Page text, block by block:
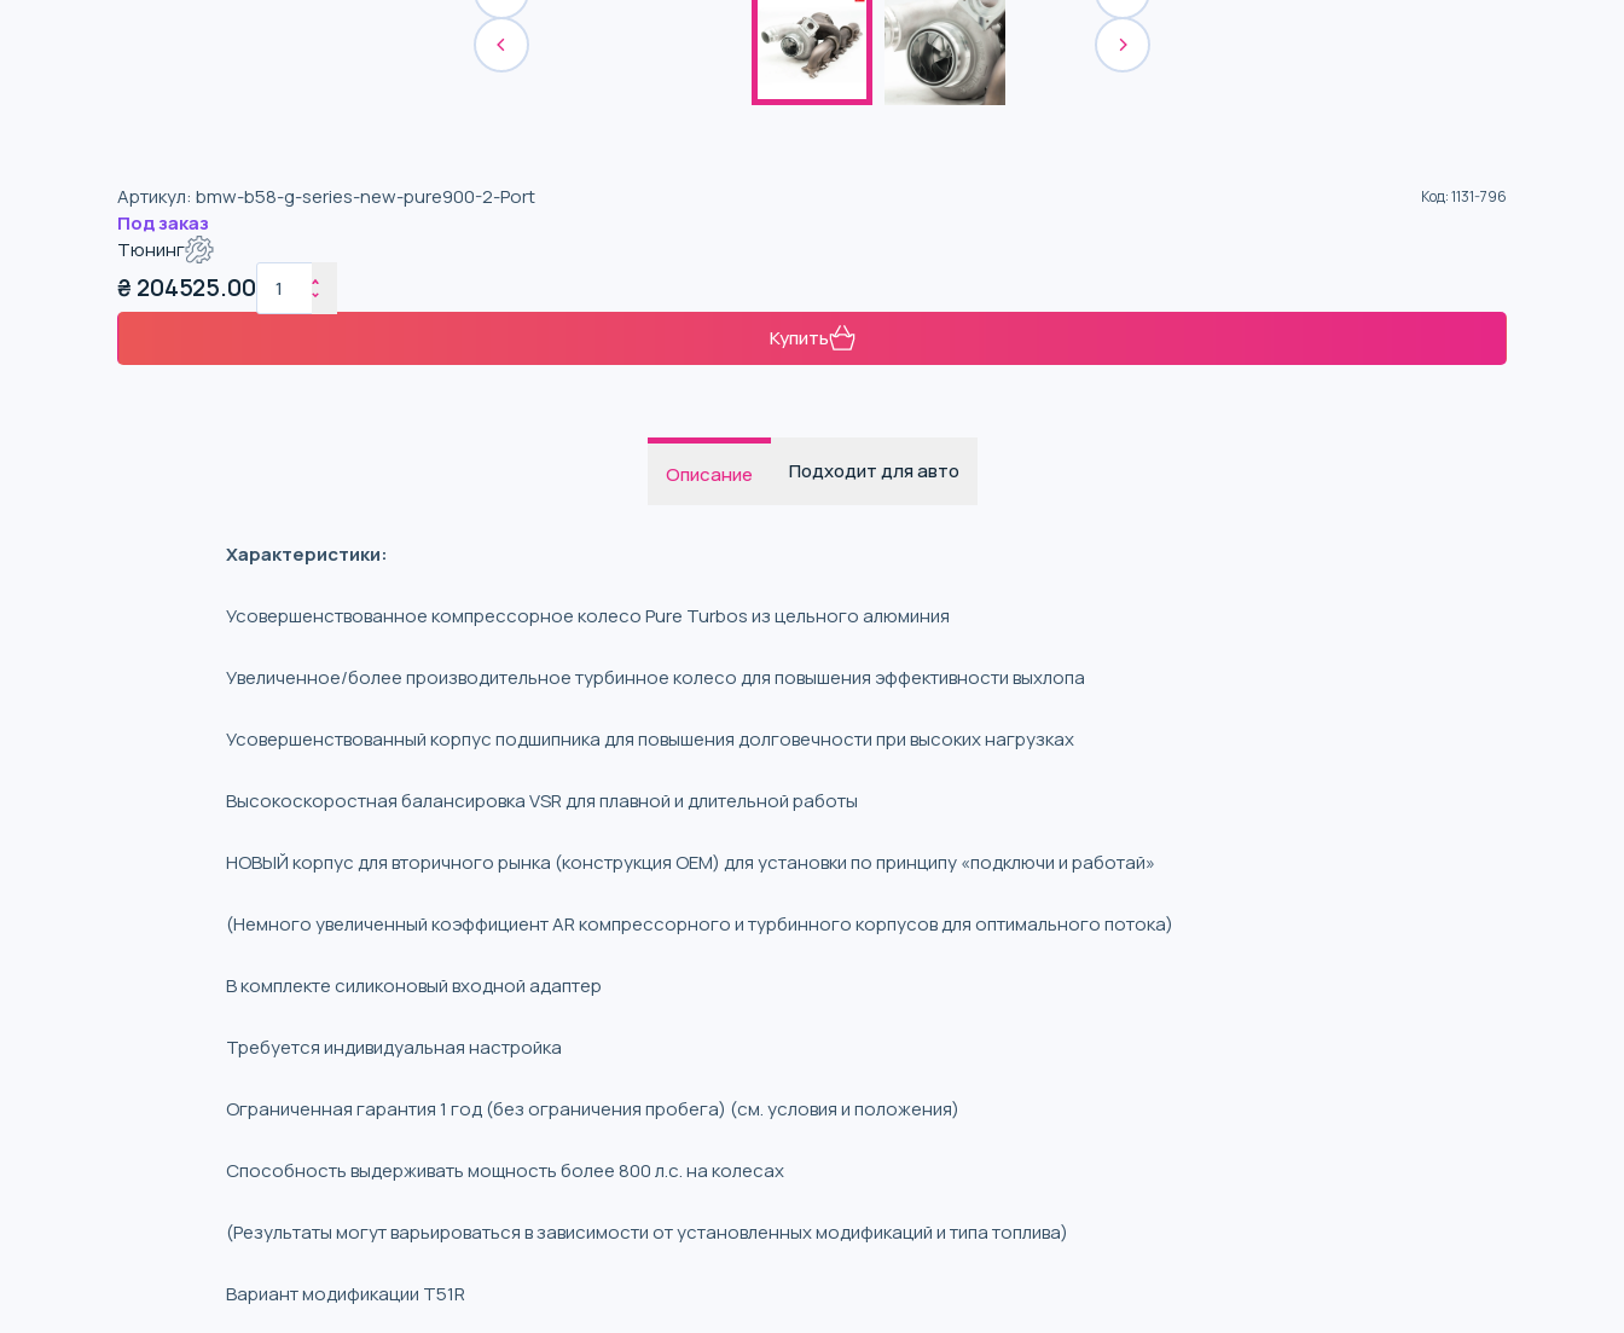
Артикул: bmw-b58-g-series-new-pure900-2-Port Код:1131-796
Под заказ
Тюнинг
₴ 204525.00
Купить
Описание Подходит для авто
Характеристики:
Усовершенствованное компрессорное колесо Pure Turbos из цельного алюминия
Увеличенное/более производительное турбинное колесо для повышения эффективности выхлопа
Усовершенствованный корпус подшипника для повышения долговечности при высоких нагрузках
Высокоскоростная балансировка VSR для плавной и длительной работы
НОВЫЙ корпус для вторичного рынка (конструкция OEM) для установки по принципу «подключи и работай»
(Немного увеличенный коэффициент AR компрессорного и турбинного корпусов для оптимального потока)
В комплекте силиконовый входной адаптер
Требуется индивидуальная настройка
Ограниченная гарантия 1 год (без ограничения пробега) (см. условия и положения)
Способность выдерживать мощность более 800 л.с. на колесах
(Результаты могут варьироваться в зависимости от установленных модификаций и типа топлива)
Вариант модификации T51R